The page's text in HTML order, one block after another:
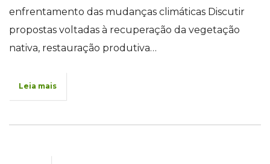
enfrentamento das mudanças climáticas Discutir
propostas voltadas à recuperação da vegetação
nativa, restauração produtiva…
Leia mais